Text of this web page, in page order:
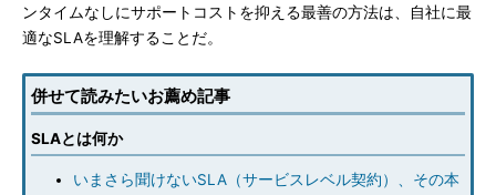
ンタイムなしにサポートコストを抑える最善の方法は、自社に最
適なSLAを理解することだ。
併せて読みたいお薦め記事
SLAとは何か
いまさら聞けないSLA（サービスレベル契約）、その本